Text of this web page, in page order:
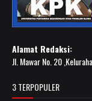
Alamat Redaksi:
Jl. Mawar No. 20
3 TERPOPULER